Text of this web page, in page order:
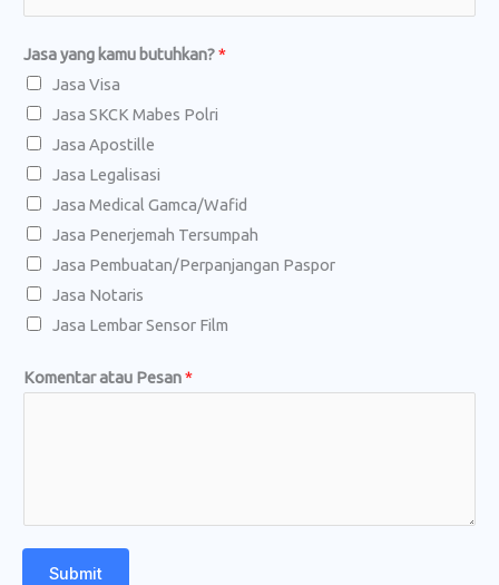
P
e
s
a
n
P
e
s
a
Jasa yang kamu butuhkan?*
Jasa Visa
Jasa SKCK Mabes Polri
Jasa Apostille
Jasa Legalisasi
Jasa Medical Gamca/Wafid
Jasa Penerjemah Tersumpah
Jasa Pembuatan/Perpanjangan Paspor
Jasa Notaris
Jasa Lembar Sensor Film
Komentar atau Pesan*
Submit